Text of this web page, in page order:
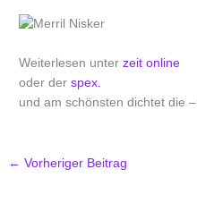
Weiterlesen unterzeit online
oder derspex.
und am schönsten dichtet die –
← Vorheriger Beitrag